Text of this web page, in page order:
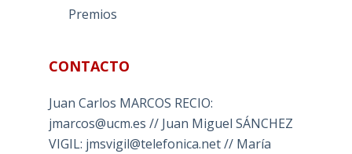
Premios
CONTACTO
Juan Carlos MARCOS RECIO:
jmarcos@ucm.es // Juan Miguel SÁNCHEZ
VIGIL: jmsvigil@telefonica.net // María